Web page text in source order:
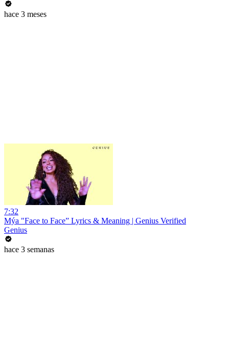
hace 3 meses
7:32
Mýa "Face to Face” Lyrics & Meaning | Genius Verified
Genius
hace 3 semanas